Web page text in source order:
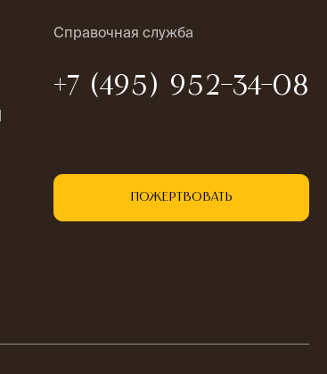
Справочная служба
+7 (495) 952-34-08
Пожертвовать